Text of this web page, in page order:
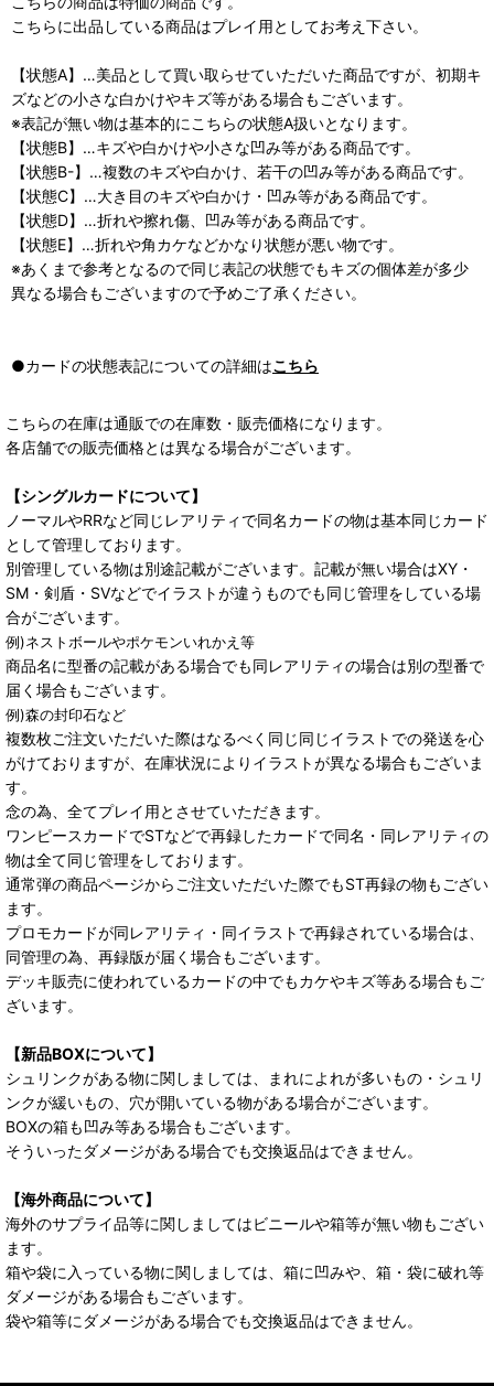
こちらに出品している商品はプレイ用としてお考え下さい。
【状態A】…美品として買い取らせていただいた商品ですが、初期キ
ズなどの小さな白かけやキズ等がある場合もございます。
※表記が無い物は基本的にこちらの状態A扱いとなります。
【状態B】…キズや白かけや小さな凹み等がある商品です。
【状態B-】…複数のキズや白かけ、若干の凹み等がある商品です。
【状態C】…大き目のキズや白かけ・凹み等がある商品です。
【状態D】…折れや擦れ傷、凹み等がある商品です。
【状態E】…折れや角カケなどかなり状態が悪い物です。
※あくまで参考となるので同じ表記の状態でもキズの個体差が多少
異なる場合もございますので予めご了承ください。
●カードの状態表記についての詳細はこちら
こちらの在庫は通販での在庫数・販売価格になります。
各店舗での販売価格とは異なる場合がございます。
【シングルカードについて】
ノーマルやRRなど同じレアリティで同名カードの物は基本同じカード
として管理しております。
別管理している物は別途記載がございます。記載が無い場合はXY・
SM・剣盾・SVなどでイラストが違うものでも同じ管理をしている場
合がございます。
例)ネストボールやポケモンいれかえ等
商品名に型番の記載がある場合でも同レアリティの場合は別の型番で
届く場合もございます。
例)森の封印石など
複数枚ご注文いただいた際はなるべく同じ同じイラストでの発送を心
がけておりますが、在庫状況によりイラストが異なる場合もございま
す。
念の為、全てプレイ用とさせていただきます。
ワンピースカードでSTなどで再録したカードで同名・同レアリティの
物は全て同じ管理をしております。
通常弾の商品ページからご注文いただいた際でもST再録の物もござい
ます。
プロモカードが同レアリティ・同イラストで再録されている場合は、
同管理の為、再録版が届く場合もございます。
デッキ販売に使われているカードの中でもカケやキズ等ある場合もご
ざいます。
【新品BOXについて】
シュリンクがある物に関しましては、まれによれが多いもの・シュリ
ンクが緩いもの、穴が開いている物がある場合がございます。
BOXの箱も凹み等ある場合もございます。
そういったダメージがある場合でも交換返品はできません。
【海外商品について】
海外のサプライ品等に関しましてはビニールや箱等が無い物もござい
ます。
箱や袋に入っている物に関しましては、箱に凹みや、箱・袋に破れ等
ダメージがある場合もございます。
袋や箱等にダメージがある場合でも交換返品はできません。